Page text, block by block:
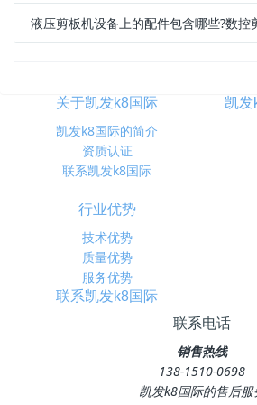
液压剪板机设备上的配件包含哪些?数控
关于凯发k8国际
凯发k8国际的简介
资质认证
联系凯发k8国际
凯
行业优势
技术优势
质量优势
服务优势
联系凯发k8国际
联系电话
销售热线
138-1510-0698
凯发k8国际的售后服